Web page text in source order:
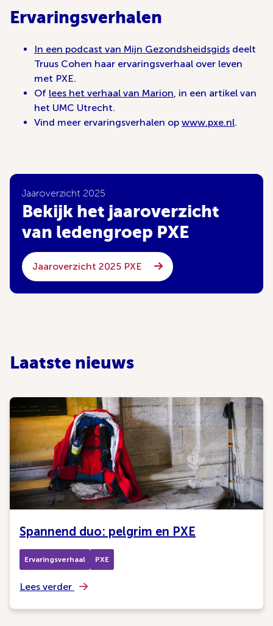
Ervaringsverhalen
In een podcast van Mijn Gezondsheidsgids deelt
Truus Cohen haar ervaringsverhaal over leven
met PXE.
Of lees het verhaal van Marion, in een artikel van
het UMC Utrecht.
Vind meer ervaringsverhalen op www.pxe.nl.
Jaaroverzicht 2025
Bekijk het jaaroverzicht
van ledengroep PXE
Jaaroverzicht 2025 PXE
Laatste nieuws
Spannend duo: pelgrim en PXE
Ervaringsverhaal PXE
Lees verder